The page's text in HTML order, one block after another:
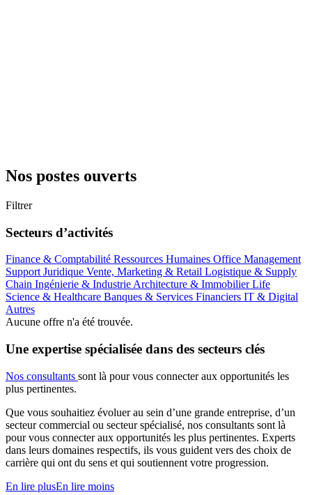
Nos postes ouverts
Filtrer
Secteurs d’activités
Finance & Comptabilité Ressources Humaines Office Management
SupportJuridique Vente, Marketing & Retail Logistique & Supply
Chain Ingénierie & IndustrieArchitecture & ImmobilierLife
Science & Healthcare Banques & Services Financiers IT & Digital
Autres
Aucune offre n'a été trouvée.
Une expertise spécialisée dans des secteurs clés
Nos consultants sont là pour vous connecter aux opportunités les
plus pertinentes.
Que vous souhaitiez évoluer au sein d’une grande entreprise, d’un
secteur commercial ou secteur spécialisé, nos consultants sont là
pour vous connecter aux opportunités les plus pertinentes. Experts
dans leurs domaines respectifs, ils vous guident vers des choix de
carrière qui ont du sens et qui soutiennent votre progression.
En lire plusEn lire moins